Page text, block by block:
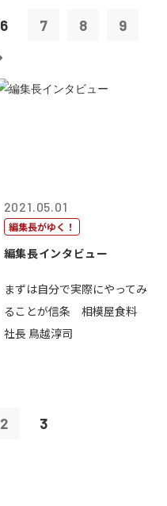
6 7 8 9
2021.05.01
編集長がゆく！
編集長インタビュー
まずは自分で実際にやってみ
ることが信条 相模屋食料
社長 鳥越淳司
2 3